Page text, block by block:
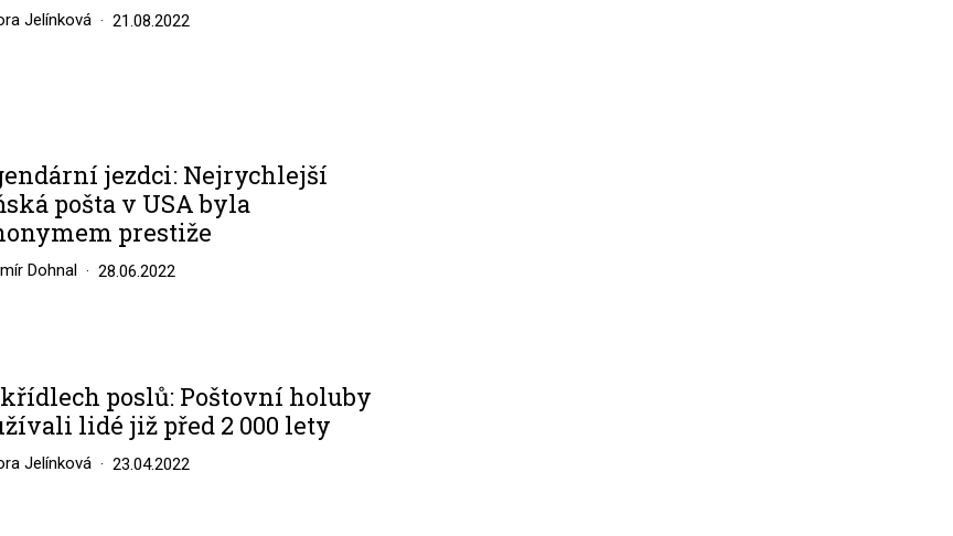
Jelínková 21.08.2022
jezdci: Nejrychlejší
pošta v USA byla
prestiže
Dohnal 28.06.2022
poslů: Poštovní holuby
lidé již před 2 000 lety
Jelínková 23.04.2022